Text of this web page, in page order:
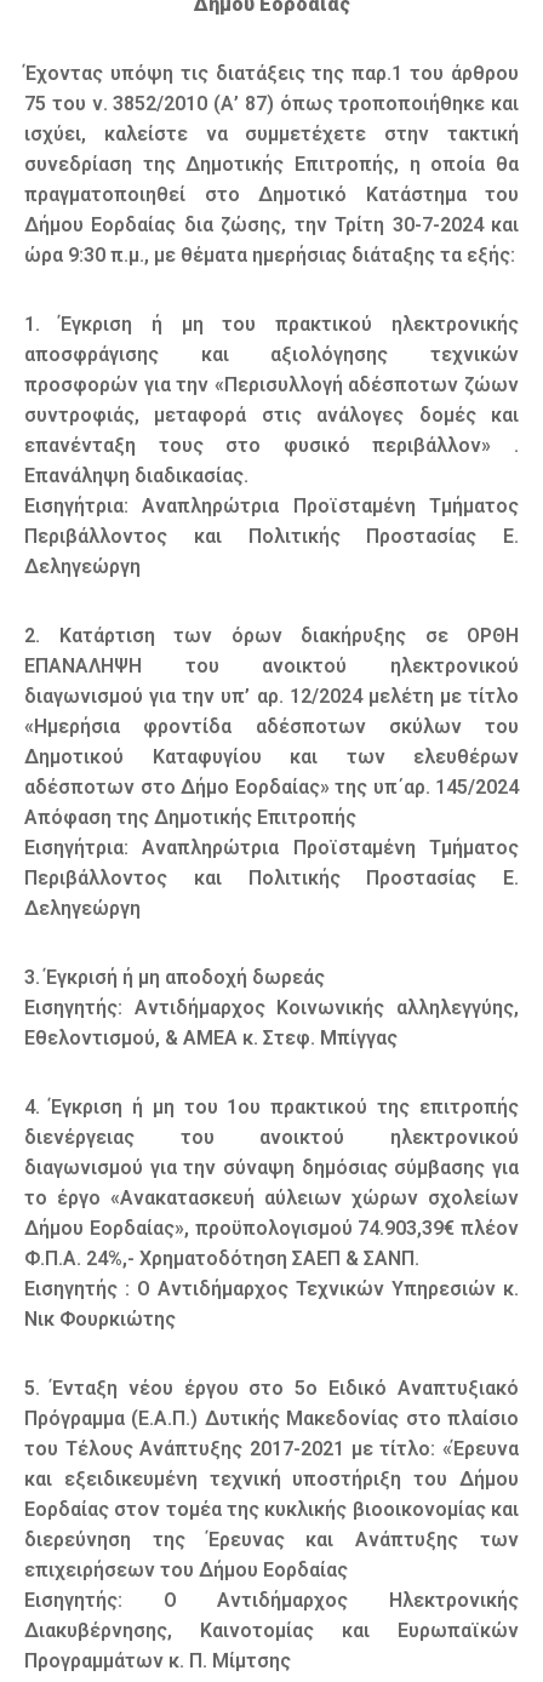
Έχοντας υπόψη τις διατάξεις της παρ.1 του άρθρου
75 του ν. 3852/2010 (Α’ 87) όπως τροποποιήθηκε και
ισχύει, καλείστε να συμμετέχετε στην τακτική
συνεδρίαση της Δημοτικής Επιτροπής, η οποία θα
πραγματοποιηθεί στο Δημοτικό Κατάστημα του
Δήμου Εορδαίας δια ζώσης, την Τρίτη 30-7-2024 και
ώρα 9:30 π.μ., με θέματα ημερήσιας διάταξης τα εξής:
1. Έγκριση ή μη του πρακτικού ηλεκτρονικής
αποσφράγισης και αξιολόγησης τεχνικών
προσφορών για την «Περισυλλογή αδέσποτων ζώων
συντροφιάς, μεταφορά στις ανάλογες δομές και
επανένταξη τους στο φυσικό περιβάλλον» .
Επανάληψη διαδικασίας.
Εισηγήτρια: Αναπληρώτρια Προϊσταμένη Τμήματος
Περιβάλλοντος και Πολιτικής Προστασίας Ε.
Δεληγεώργη
2. Κατάρτιση των όρων διακήρυξης σε ΟΡΘΗ
ΕΠΑΝΑΛΗΨΗ του ανοικτού ηλεκτρονικού
διαγωνισμού για την υπ’ αρ. 12/2024 μελέτη με τίτλο
«Ημερήσια φροντίδα αδέσποτων σκύλων του
Δημοτικού Καταφυγίου και των ελευθέρων
αδέσποτων στο Δήμο Εορδαίας» της υπ΄αρ. 145/2024
Απόφαση της Δημοτικής Επιτροπής
Εισηγήτρια: Αναπληρώτρια Προϊσταμένη Τμήματος
Περιβάλλοντος και Πολιτικής Προστασίας Ε.
Δεληγεώργη
3. Έγκρισή ή μη αποδοχή δωρεάς
Εισηγητής: Αντιδήμαρχος Κοινωνικής αλληλεγγύης,
Εθελοντισμού, & ΑΜΕΑ κ. Στεφ. Μπίγγας
4. Έγκριση ή μη του 1ου πρακτικού της επιτροπής
διενέργειας του ανοικτού ηλεκτρονικού
διαγωνισμού για την σύναψη δημόσιας σύμβασης για
το έργο «Ανακατασκευή αύλειων χώρων σχολείων
Δήμου Εορδαίας», προϋπολογισμού 74.903,39€ πλέον
Φ.Π.Α. 24%,- Χρηματοδότηση ΣΑΕΠ & ΣΑΝΠ.
Εισηγητής : Ο Αντιδήμαρχος Τεχνικών Υπηρεσιών κ.
Νικ Φουρκιώτης
5. Ένταξη νέου έργου στο 5ο Ειδικό Αναπτυξιακό
Πρόγραμμα (Ε.Α.Π.) Δυτικής Μακεδονίας στο πλαίσιο
του Τέλους Ανάπτυξης 2017-2021 με τίτλο: «Έρευνα
και εξειδικευμένη τεχνική υποστήριξη του Δήμου
Εορδαίας στον τομέα της κυκλικής βιοοικονομίας και
διερεύνηση της Έρευνας και Ανάπτυξης των
επιχειρήσεων του Δήμου Εορδαίας
Εισηγητής: Ο Αντιδήμαρχος Ηλεκτρονικής
Διακυβέρνησης, Καινοτομίας και Ευρωπαϊκών
Προγραμμάτων κ. Π. Μίμτσης